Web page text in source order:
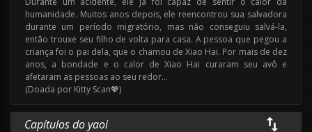
humanidade. Muitos anos depois, ele reencontrou sua salvadora
durante um período migratório, mas não conseguiu salvá-la,
então trouxe seu filho de volta para casa. A pessoa que pegou a
criança foi o pai dela, que o chamou de Xiao Hai. Por mais de dez
anos, a bondade e o calor de Xiao Hai curaram seu avô e
afetaram as pessoas ao seu redor…
(Doada por Kitty Scan💖)
Capítulos do yaoi